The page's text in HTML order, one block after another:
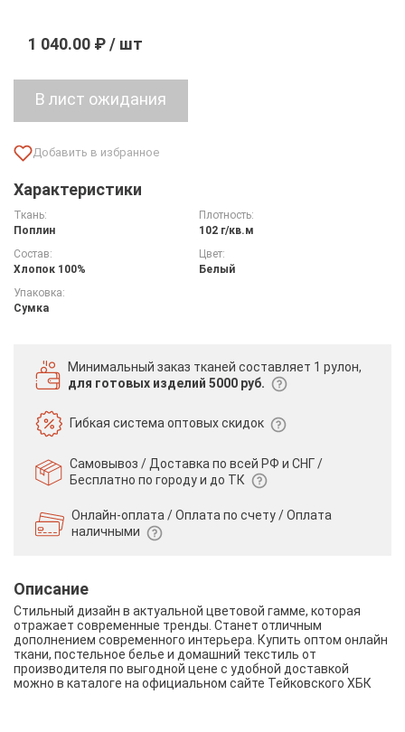
1 040.00 ₽ / шт
Характеристики
Ткань:
Поплин
Плотность:
102 г/кв.м
Состав:
Хлопок 100%
Цвет:
Белый
Упаковка:
Сумка
Минимальный заказ тканей составляет 1 рулон,
для готовых изделий 5000 руб.
Гибкая системаоптовых скидок
Самовывоз / Доставка по всей РФ и СНГ /
Бесплатно по городу и до ТК
Онлайн-оплата / Оплата по счету /Оплата
наличными
Описание
Стильный дизайн в актуальной цветовой гамме, которая
отражает современные тренды. Станет отличным
дополнением современного интерьера. Купить оптом онлайн
ткани, постельное белье и домашний текстиль от
производителя по выгодной цене с удобной доставкой
можно в каталоге на официальном сайте Тейковского ХБК